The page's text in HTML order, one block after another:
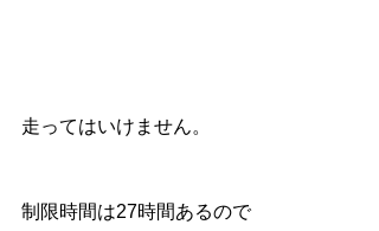
走ってはいけません。
制限時間は27時間あるので